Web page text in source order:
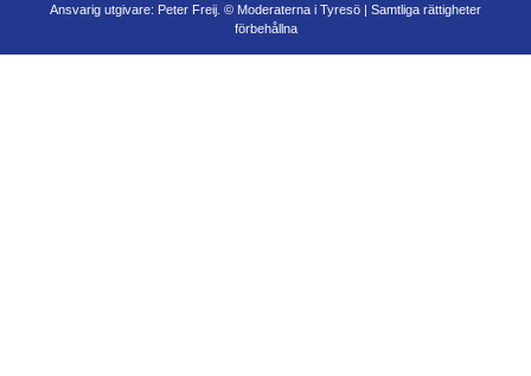
Ansvarig utgivare: Peter Freij. © Moderaterna i Tyresö | Samtliga rättigheter
förbehållna